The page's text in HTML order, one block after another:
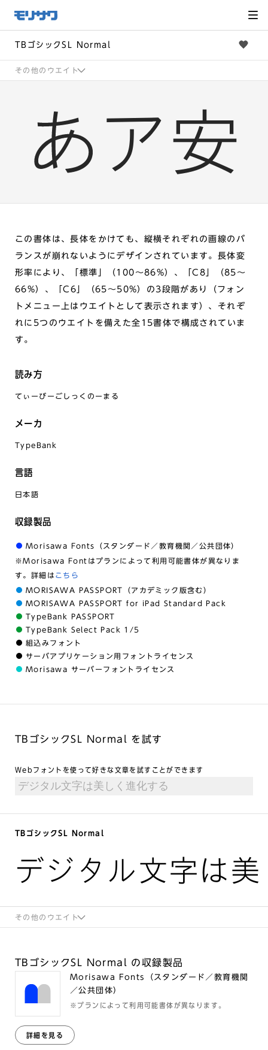
メ
ニュー
飛ばし
へ移動
TBゴシックSL Normal
その他のウエイト
この書体は、長体をかけても、縦横それぞれの画線のバ
ランスが崩れないようにデザインされています。長体変
形率により、「標準」（100～86%）、「C8」（85～
66%）、「C6」（65～50%）の3段階があり（フォン
トメニュー上はウエイトとして表示されます）、それぞ
れに5つのウエイトを備えた全15書体で構成されていま
す。
読み方
てぃーびーごしっくのーまる
メーカ
TypeBank
言語
日本語
収録製品
Morisawa Fonts（スタンダード／教育機関／公共団体）
※Morisawa Fontはプランによって利用可能書体が異なりま
す。詳細は こちら
MORISAWA PASSPORT（アカデミック版含む）
MORISAWA PASSPORT for iPad Standard Pack
TypeBank PASSPORT
TypeBank Select Pack 1/5
組込みフォント
サーバアプリケーション用フォントライセンス
Morisawa サーバーフォントライセンス
TBゴシックSL Normal を試す
Webフォントを使って好きな文章を試すことができます
TBゴシックSL Normal
デジタル文字は
その他のウエイト
TBゴシックSL Normal の収録製品
Morisawa Fonts（スタンダード／教育機関
／公共団体）
※プランによって利用可能書体が異なります。
詳細を見る